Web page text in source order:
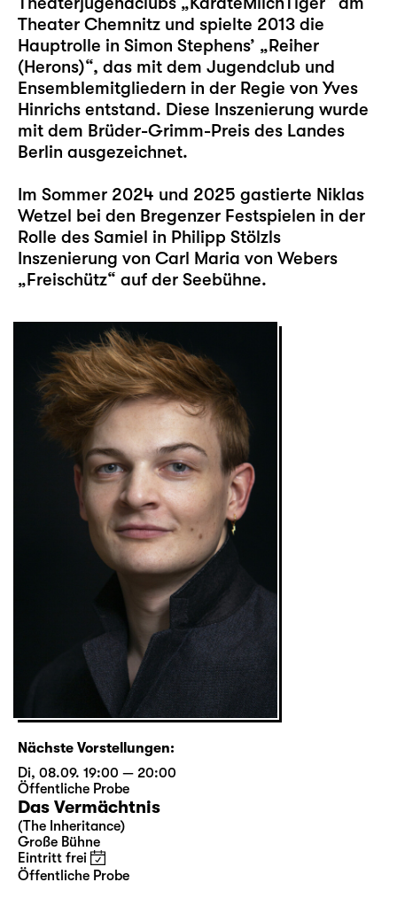
Theater Chemnitz und spielte 2013 die
Hauptrolle in Simon Stephens’ „Reiher
(Herons)“, das mit dem Jugendclub und
Ensemblemitgliedern in der Regie von Yves
Hinrichs entstand. Diese Inszenierung wurde
mit dem Brüder-Grimm-Preis des Landes
Berlin ausgezeichnet.
Im Sommer 2024 und 2025 gastierte Niklas
Wetzel bei den Bregenzer Festspielen in der
Rolle des Samiel in Philipp Stölzls
Inszenierung von Carl Maria von Webers
„Freischütz“ auf der Seebühne.
Nächste Vorstellungen:
Di, 08.09. 19:00 — 20:00
Öffentliche Probe
Das Vermächtnis
(The Inheritance)
Große Bühne
Eintritt frei
Öffentliche Probe